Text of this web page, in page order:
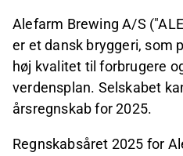
Alefarm Brewing A/S
er et dansk bryggeri, som
høj kvalitet til forbrugere
verdensplan. Selskabet
årsregnskab for 2025.
Regnskabsåret 2025 for